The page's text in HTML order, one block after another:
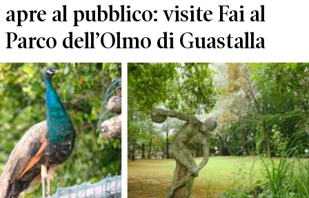
apre al pubblico: visite Fai al
Parco dell’Olmo di Guastalla